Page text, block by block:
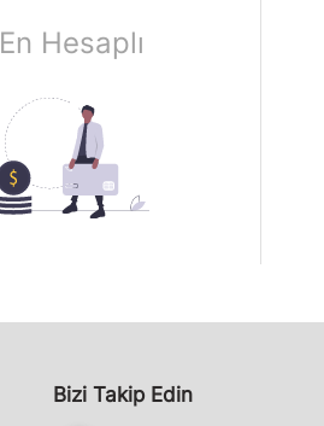
En Hesaplı
Bizi Takip Edin